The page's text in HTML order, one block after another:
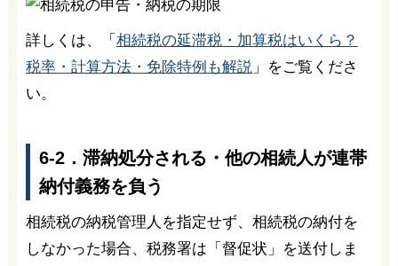
詳しくは、「 相続税の延滞税・加算税はいくら？
税率・計算方法・免除特例も解説」をご覧くださ
い。
6-2．滞納処分される・他の相続人が連帯
納付義務を負う
相続税の納税管理人を指定せず、相続税の納付を
しなかった場合、税務署は「督促状」を送付しま